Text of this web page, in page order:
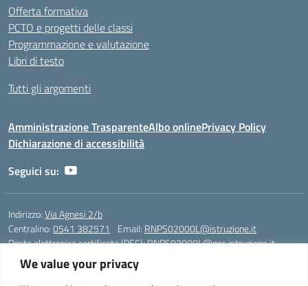
We value your privacy
Offerta formativa
PCTO e progetti delle classi
Programmazione e valutazione
Libri di testo
Tutti gli argomenti
Amministrazione TrasparenteAlbo onlinePrivacy Policy
Dichiarazione di accessibilità
Seguici su:
Indirizzo:Via Agnesi 2/b
Centralino:0541 382571 Email: RNPS02000L@istruzione.it
Posta elettronica certificata (PEC):RNPS02000L@pec.istruzione.it
Codice fiscale: 82009530401
Codice meccanografico: RNPS02000L